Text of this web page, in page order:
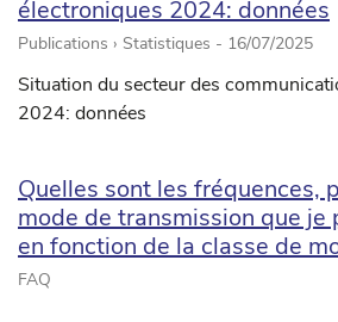
électroniques 2024: données
Publications › Statistiques - 16/07/2025
Situation du secteur des
2024: données
Quelles sont les fréquences,
mode de transmission que je
en fonction de la classe de
FAQ